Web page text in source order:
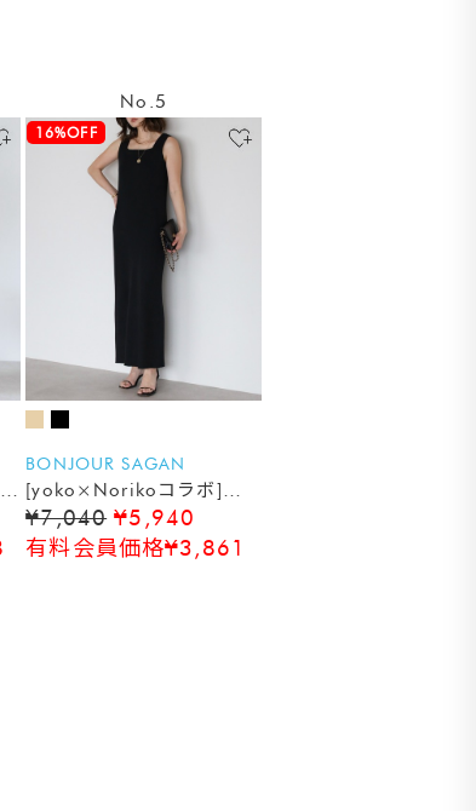
No.5
16%OFF
BONJOUR SAGAN
[yoko×Norikoコラボ]パ
ッド付きスクエアネックリ
ブニットワンピース
¥7,040 ¥5,940
有料会員価格¥3,861